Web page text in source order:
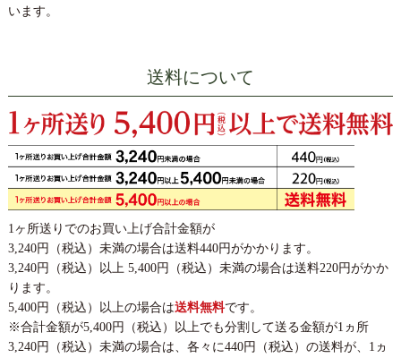
います。
送料について
1ヶ所送りでのお買い上げ合計金額が
3,240円（税込）未満の場合は送料440円がかかります。
3,240円（税込）以上 5,400円（税込）未満の場合は送料220円がかか
ります。
5,400円（税込）以上の場合は送料無料です。
※合計金額が5,400円（税込）以上でも分割して送る金額が1ヵ所
3,240円（税込）未満の場合は、各々に440円（税込）の送料が、1ヵ